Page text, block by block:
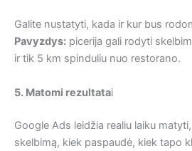
Galite nustatyti, kada ir kur bus
Pavyzdys: picerija gali rodyti
ir tik 5 km spinduliu nuo restorano.
5. Matomi rezultatai
Google Ads leidžia realiu laiku
skelbimą, kiek paspaudė, kiek tapo